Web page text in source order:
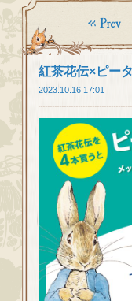
紅茶花伝×ピー
2023.10.16 17:01